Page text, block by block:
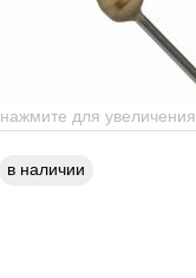
нажмите для увеличения
в наличии